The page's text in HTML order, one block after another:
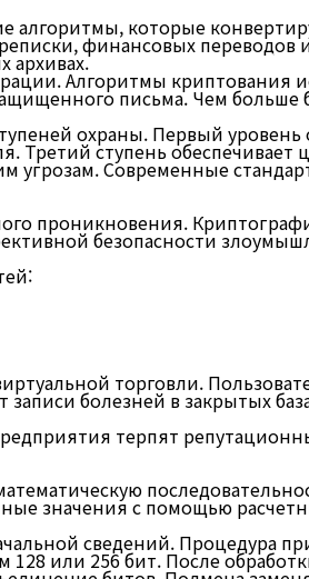
회사소개
которые
финансовых переводов
архивах.
Алгоритмы
письма. Чем
охраны. Первый
ступень обеспечивает
угрозам. Современные
проникновения.
безопасности
торговли.
болезней в закрытых
терпят
значения с помощью
сведений. Процедура
или 256 бит. После